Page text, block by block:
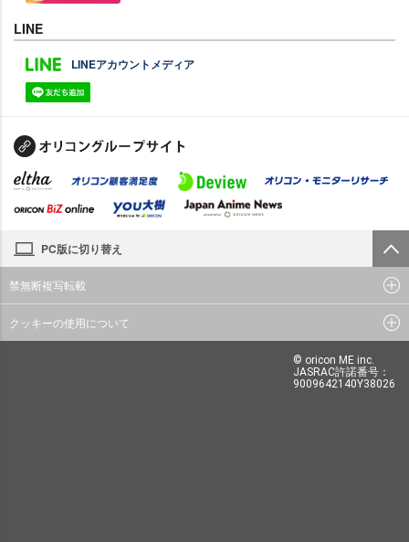
LINE
LINEアカウントメディア
PC版に切り替え
禁無断複写転載
クッキーの使用について
© oricon ME inc.
JASRAC許諾番号：
9009642140Y38026